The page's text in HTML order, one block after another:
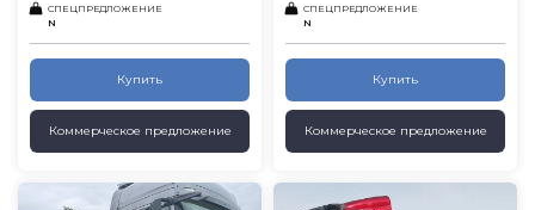
СПЕЦПРЕДЛОЖЕНИЕ
N
Купить
Коммерческое предложение
СПЕЦПРЕДЛОЖЕНИЕ
N
Купить
Коммерческое предложение